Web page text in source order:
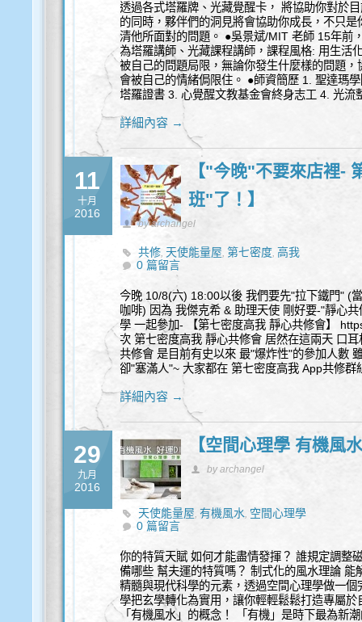
透過各式塔羅牌、光藏覺醒卡， 將協助你對於
的同時，夥伴們的洞見將會協助你成長，不只
清他所面對的問題。 ●吳景斌/MIT 老師 15年前
為塔羅講師、光藏課程講師，課程風格: 用生活
被自己的問題局限，無論你發生什麼樣的問題
會被自己的情緒侷限住。 ●師資簡歷 1. 聖達瑪
塔羅證書 3. 心覺醒文教基金會終身志工 4. 光流
詳細內容 →
11
十月
2016
【"今晚"不要來店裡-
班"了！】
by archangel
共修, 天使能量屋,第七密度, 高我
0 篇留言
今晚 10/8(六) 18:00以後 我們要先"拉下鐵門" (
咖啡) 因為 我傑克希 & 助理天使 剛好要-"靜心
學 一起參加- 【第七密度高我 靜心共修會】
次 第七密度高我 靜心共修會 居然在這兩天 口
共修會 是目前有史以來 最"爆炸性"的參加人數
卻"塞滿人"~ 大家都在 第七密度高我 App共修群
詳細內容 →
29
九月
2016
【空間心理學 有機風
by archangel
天使能量屋,有機風水, 空間心理學
0 篇留言
你的特質天賦 如何才能盡情發揮？ 誰規定調整
備哪些 幫夫運的特質嗎？ 制式化的風水理論
精髓與現代科學的元素，透過空間心理學做一
學把玄學轉化為實用，讓你輕輕鬆鬆打造專屬
「有機風水」的概念！ 「有機」是時下最為新